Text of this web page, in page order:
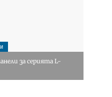
за серията L-